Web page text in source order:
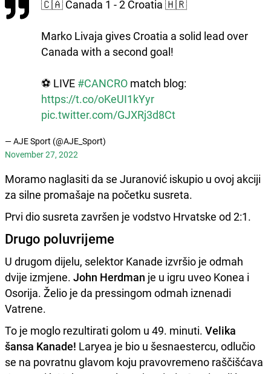
🇨🇦 Canada 1 - 2 Croatia 🇭🇷
Marko Livaja gives Croatia a solid lead over
Canada with a second goal!
⚽ LIVE #CANCRO match blog:
https://t.co/oKeUI1kYyr
pic.twitter.com/GJXRj3d8Ct
— AJE Sport (@AJE_Sport)
November 27, 2022
Moramo naglasiti da se Juranović iskupio u ovoj akciji
za silne promašaje na početku susreta.
Prvi dio susreta završen je vodstvo Hrvatske od 2:1.
Drugo poluvrijeme
U drugom dijelu, selektor Kanade izvršio je odmah
dvije izmjene. John Herdman je u igru uveo Konea i
Osorija. Želio je da pressingom odmah iznenadi
Vatrene.
To je moglo rezultirati golom u 49. minuti. Velika
šansa Kanade! Laryea je bio u šesnaestercu, odlučio
se na povratnu glavom koju pravovremeno raščišćava